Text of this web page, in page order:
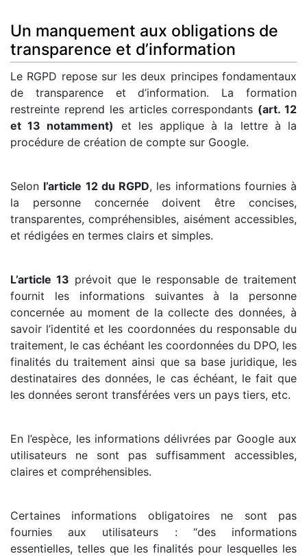
Un manquement aux obligations de
transparence et d’information
Le RGPD repose sur les deux principes fondamentaux
de transparence et d’information. La formation
restreinte reprend les articles correspondants (art. 12
et 13 notamment)
et les applique à la lettre à la
procédure de création de compte sur Google.
Selon l’article 12 du RGPD, les informations fournies à
la personne concernée doivent être concises,
transparentes, compréhensibles, aisément accessibles,
et rédigées en termes clairs et simples.
L’article 13 prévoit que le responsable de traitement
fournit les informations suivantes à la personne
concernée au moment de la collecte des données, à
savoir l’identité et les coordonnées du responsable du
traitement, le cas échéant les coordonnées du DPO, les
finalités du traitement ainsi que sa base juridique, les
destinataires des données, le cas échéant, le fait que
les données seront transférées vers un pays tiers, etc.
En l’espèce, les informations délivrées par Google aux
utilisateurs ne sont pas suffisamment accessibles,
claires et compréhensibles.
Certaines informations obligatoires ne sont pas
fournies aux utilisateurs : “des informations
essentielles, telles que les finalités pour lesquelles les